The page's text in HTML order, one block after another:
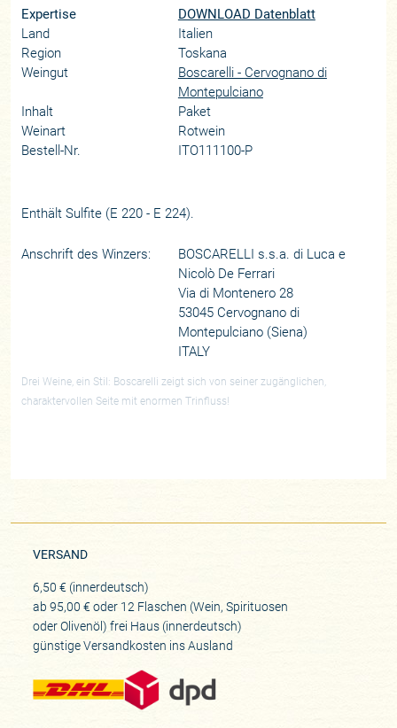
Expertise
DOWNLOAD Datenblatt
Land
Italien
Region
Toskana
Weingut
Boscarelli - Cervognano di
Montepulciano
Inhalt
Paket
Weinart
Rotwein
Bestell-Nr.
ITO111100-P
Enthält Sulfite (E 220 - E 224).
Anschrift des Winzers:
BOSCARELLI s.s.a. di Luca e
Nicolò De Ferrari
Via di Montenero 28
53045 Cervognano di
Montepulciano (Siena)
ITALY
Drei Weine, ein Stil: Boscarelli zeigt sich von seiner zugänglichen,
charaktervollen Seite mit enormen Trinfluss!
VERSAND
6,50 € (innerdeutsch)
ab 95,00 € oder 12 Flaschen (Wein, Spirituosen
oder Olivenöl) frei Haus (innerdeutsch)
günstige Versandkosten ins Ausland